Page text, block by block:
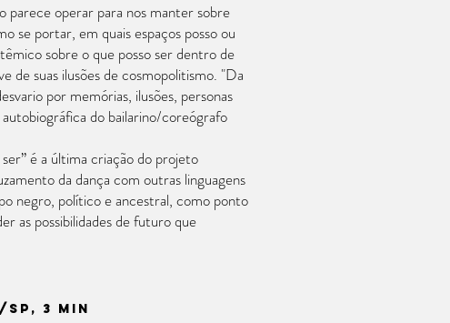
parece operar para nos manter sobre
se portar, em quais espaços posso ou
sobre o que posso ser dentro de
de suas ilusões de cosmopolitismo. "Da
por memórias, ilusões, personas
do bailarino/coreógrafo
é a última criação do projeto
da dança com outras linguagens
negro, político e ancestral, como ponto
as possibilidades de futuro que
3 min